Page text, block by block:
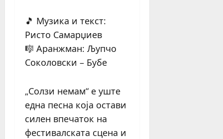
🎵 Музика и текст:
Ристо Самарџиев
🎼 Аранжман: Љупчо
Соколовски – Бубе
„Солзи немам“ е уште
една песна која остави
силен впечаток на
фестивалската сцена и